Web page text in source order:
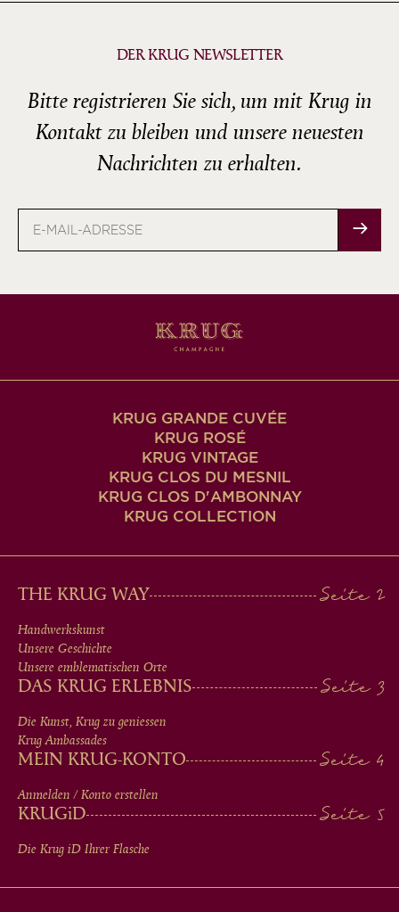
DER KRUG NEWSLETTER
Bitte registrieren Sie sich, um mit Krug in
Kontakt zu bleiben und unsere neuesten
Nachrichten zu erhalten.
Mail-
KRUG GRANDE CUVÉE
KRUG ROSÉ
KRUG VINTAGE
KRUG CLOS DU MESNIL
KRUG CLOS D'AMBONNAY
KRUG COLLECTION
MAIN
MEN
IN
FOOTER
THE KRUG WAY
Handwerkskunst
Unsere Geschichte
Unsere emblematischen Orte
DAS KRUG ERLEBNIS
Die Kunst, Krug zu geniessen
Krug Ambassades
MEIN KRUG-KONTO
Anmelden / Konto erstellen
KRUGiD
Die Krug iD Ihrer Flasche